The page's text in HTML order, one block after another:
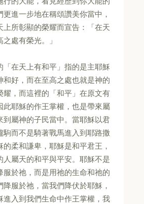
進一步地在稱頌讚美你當中，
上所彰顯的榮耀而宣告：「在天
處有榮光。」
「在天上有和平」指的是主耶穌
和好，而在至高之處也就是神的
耀，而這裡的「和平」在原文有
此耶穌的作王掌權，也是帶來屬
到屬神的子民當中。當耶穌以君
駒而不是騎著戰馬進入到耶路撒
柔和謙卑，耶穌是和平君王，
人屬天的和平與平安。耶穌不是
服於祂，而是用祂的生命和祂的
服於祂，當我們降伏於耶穌，
進入到我們生命中作王掌權，我